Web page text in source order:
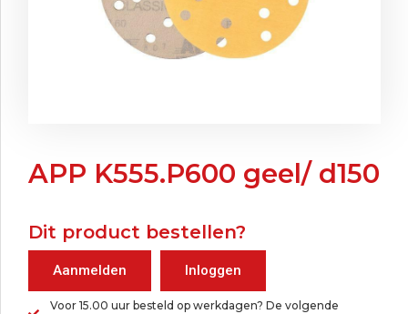
APP K555.P600 geel/ d150
Dit product bestellen?
Aanmelden Inloggen
Voor 15.00 uur besteld op werkdagen? De volgende